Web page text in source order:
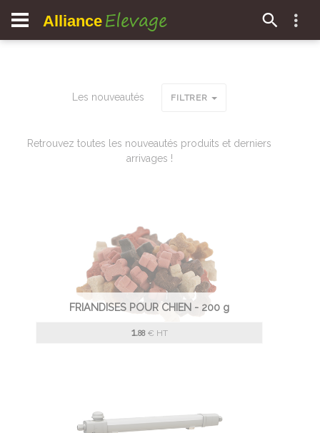
Alliance Elevage
Les nouveautés FILTRER
Retrouvez toutes les nouveautés produits et derniers
arrivages !
FRIANDISES POUR CHIEN - 200 g
1.88 € HT